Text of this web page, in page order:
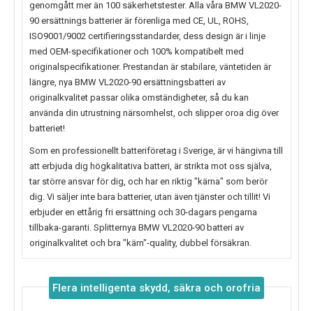
genomgått mer än 100 säkerhetstester. Alla våra BMW VL2020-
90 ersättnings batterier är förenliga med CE, UL, ROHS,
ISO9001/9002 certifieringsstandarder, dess design är i linje
med OEM-specifikationer och 100% kompatibelt med
originalspecifikationer. Prestandan är stabilare, väntetiden är
längre, nya BMW VL2020-90 ersättningsbatteri av
originalkvalitet passar olika omständigheter, så du kan
använda din utrustning närsomhelst, och slipper oroa dig över
batteriet!
Som en professionellt batteriföretag i Sverige, är vi hängivna till
att erbjuda dig högkalitativa batteri, är strikta mot oss själva,
tar större ansvar för dig, och har en riktig "kärna" som berör
dig. Vi säljer inte bara batterier, utan även tjänster och tillit! Vi
erbjuder en ettårig fri ersättning och 30-dagars pengarna
tillbaka-garanti. Splitternya BMW VL2020-90 batteri av
originalkvalitet och bra "kärn"-quality, dubbel försäkran.
Flera intelligenta skydd, säkra och orofria